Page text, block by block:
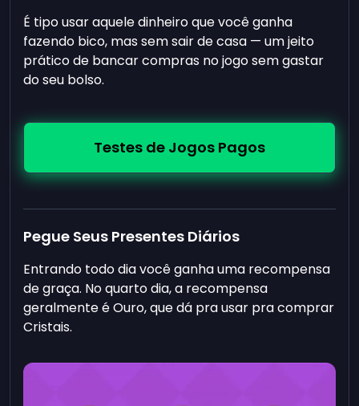
É tipo usar aquele dinheiro que você ganha
fazendo bico, mas sem sair de casa — um jeito
prático de bancar compras no jogo sem gastar
do seu bolso.
Testes de Jogos Pagos
Pegue Seus Presentes Diários
Entrando todo dia você ganha uma recompensa
de graça. No quarto dia, a recompensa
geralmente é Ouro, que dá pra usar pra comprar
Cristais.